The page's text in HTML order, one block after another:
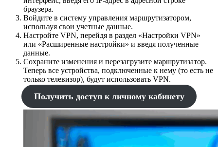
браузера.
Войдите в систему управления маршрутизатором,
используя свои учетные данные.
Настройте VPN, перейдя в раздел «Настройки VPN»
или «Расширенные настройки» и введя полученные
данные.
Сохраните изменения и перезагрузите маршрутизатор.
Теперь все устройства, подключенные к нему (то есть не
только телевизор), будут использовать VPN.
Получить доступ к личному кабинету